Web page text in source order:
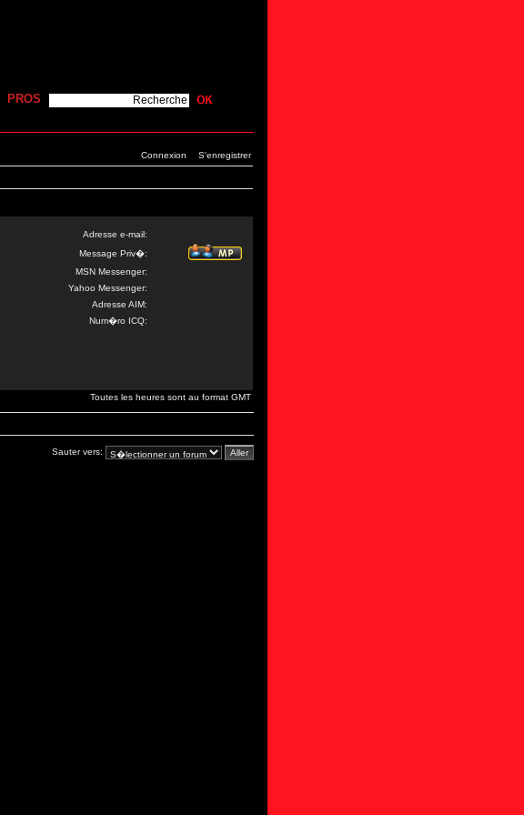
PROS
Connexion S'enregistrer
Adresse e-mail:
Message Priv�:
MSN Messenger:
Yahoo Messenger:
Adresse AIM:
Num�ro ICQ:
Toutes les heures sont au format GMT
Sauter vers: